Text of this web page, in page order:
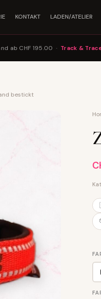
KONTAKT LADEN/ATELIER
ab CHF 195.00 · Track &
bestickt